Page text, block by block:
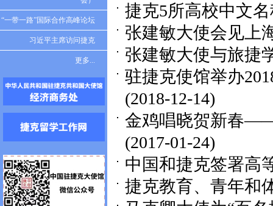
“一带一路”国际合作高峰论坛
习近平主席访问捷克
更多...
捷克5所高校中文
张建敏大使会见上
张建敏大使与旅捷
驻捷克使馆举办
(2018-12-14)
金鸡唱晓贺新春
(2017-01-24)
中国和捷克签署高
捷克教育、青年和